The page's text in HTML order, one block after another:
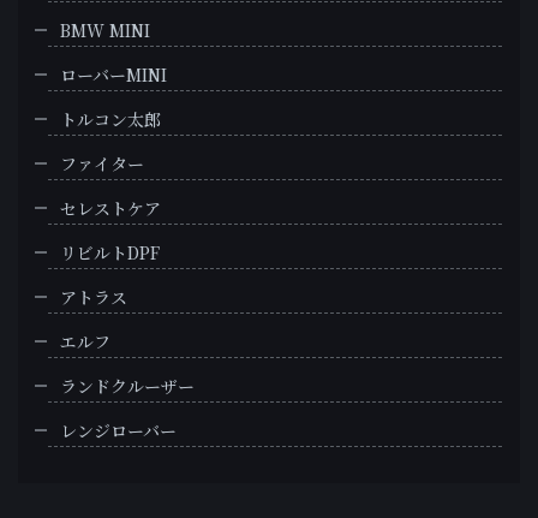
BMW MINI
ローバーMINI
トルコン太郎
ファイター
セレストケア
リビルトDPF
アトラス
エルフ
ランドクルーザー
レンジローバー